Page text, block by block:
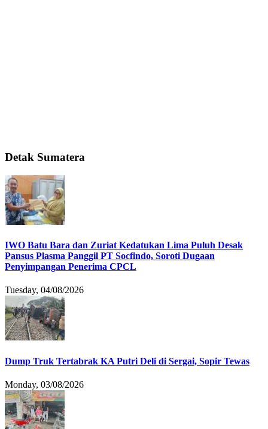
Detak Sumatera
IWO Batu Bara dan Zuriat Kedatukan Lima Puluh Desak
Pansus Plasma Panggil PT Socfindo, Soroti Dugaan
Penyimpangan Penerima CPCL
Tuesday, 04/08/2026
Dump Truk Tertabrak KA Putri Deli di Sergai, Sopir Tewas
Monday, 03/08/2026